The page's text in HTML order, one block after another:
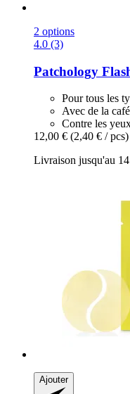
2 options
4.0 (3)
Patchology
Pour tous les
Avec de la
Contre les
12,00 € (2,40 € / pcs)
Livraison jusqu'au
Ajouter